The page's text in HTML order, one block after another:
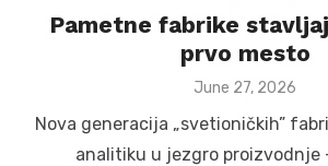
Pametne fabrike
prvo mesto
Posted
June 27, 2026
Nova generacija „svetioničkih”
analitiku u jezgro proizvodnje